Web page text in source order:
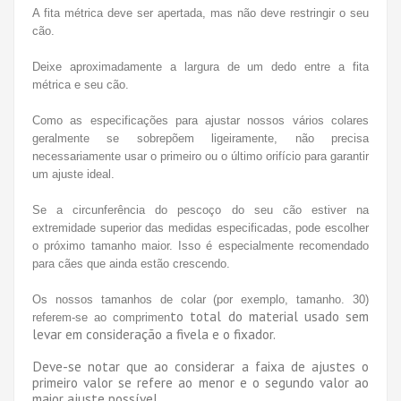
A fita métrica deve ser apertada, mas não deve restringir o seu
cão.
Deixe aproximadamente a largura de um dedo entre a fita
métrica e seu cão.
Como as especificações para ajustar nossos vários colares
geralmente se sobrepõem ligeiramente, não precisa
necessariamente usar o primeiro ou o último orifício para garantir
um ajuste ideal.
Se a circunferência do pescoço do seu cão estiver na
extremidade superior das medidas especificadas, pode escolher
o próximo tamanho maior. Isso é especialmente recomendado
para cães que ainda estão crescendo.
Os nossos tamanhos de colar (por exemplo, tamanho. 30)
referem-se ao comprimento total do material usado sem
levar em consideração a fivela e o fixador.
Deve-se notar que ao considerar a faixa de ajustes o
primeiro valor se refere ao menor e o segundo valor ao